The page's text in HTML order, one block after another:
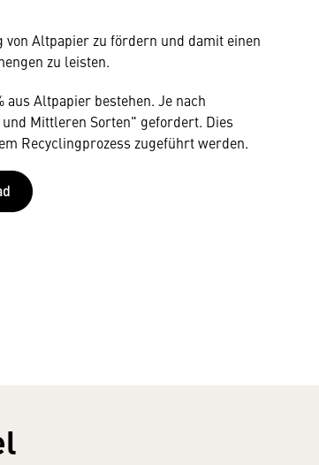
Altpapier zu fördern und damit einen
zu leisten.
Altpapier bestehen. Je nach
Mittleren Sorten" gefordert. Dies
Recyclingprozess zugeführt werden.